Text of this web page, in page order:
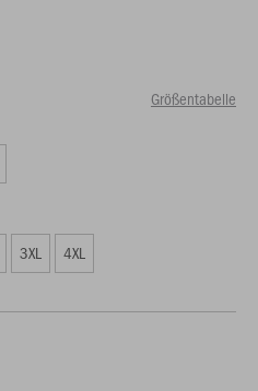
Größentabelle
3XL 4XL